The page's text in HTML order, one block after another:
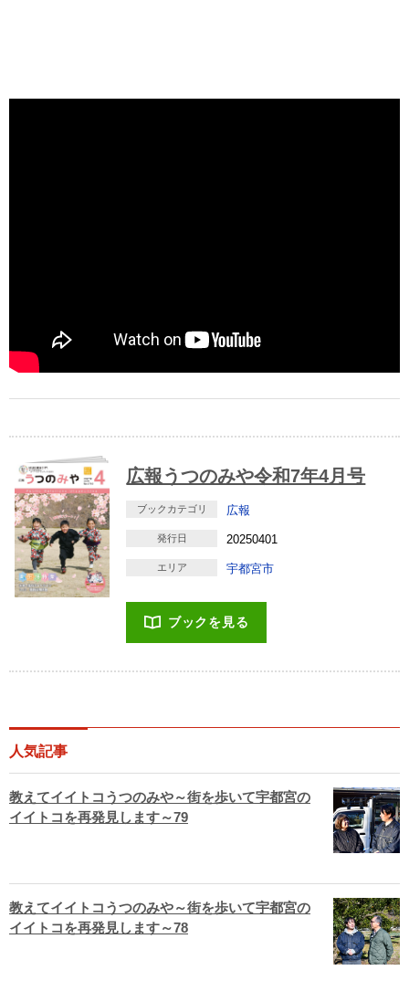
広報うつのみや令和7年4月号
ブックカテゴリ 広報
発行日 20250401
エリア 宇都宮市
ブックを見る
人気記事
教えてイイトコうつのみや～街を歩いて宇都宮の
イイトコを再発見します～79
教えてイイトコうつのみや～街を歩いて宇都宮の
イイトコを再発見します～78